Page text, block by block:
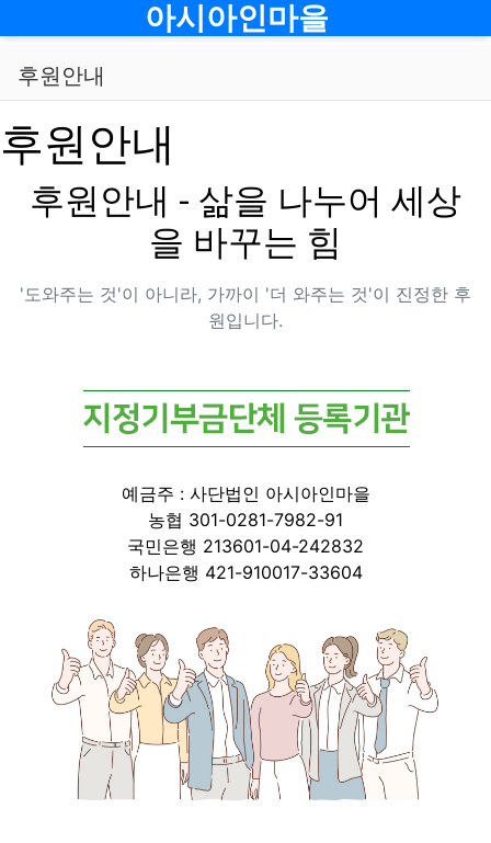
아시아인마을
후원안내
후원안내
후원안내 - 삶을 나누어 세상
을 바꾸는 힘
'도와주는 것'이 아니라, 가까이 '더 와주는 것'이 진정한 후
원입니다.
예금주 : 사단법인 아시아인마을
농협 301-0281-7982-91
국민은행 213601-04-242832
하나은행 421-910017-33604